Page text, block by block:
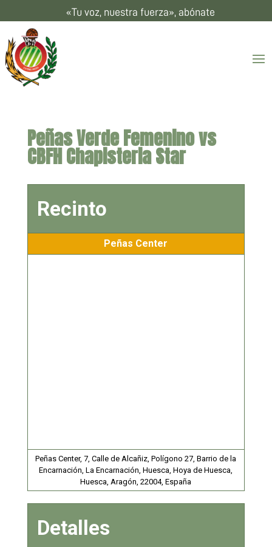
«Tu voz, nuestra fuerza», abónate
Peñas Verde Femenino vs
CBFH Chapisteria Star
Recinto
Peñas Center
Peñas Center, 7, Calle de Alcañiz, Polígono 27, Barrio de la
Encarnación, La Encarnación, Huesca, Hoya de Huesca,
Huesca, Aragón, 22004, España
Detalles